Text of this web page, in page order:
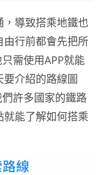
論：
導致搭乘地鐵也
行前都會先把所
需使用APP就能
介紹的路線圖
許多國家的鐵路
能了解如何搭乘